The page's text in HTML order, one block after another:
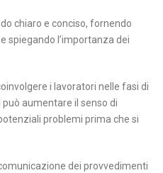
chiaro e conciso, fornendo
spiegando l’importanza dei
i lavoratori nelle fasi di
aumentare il senso di
problemi prima che si
dei provvedimenti